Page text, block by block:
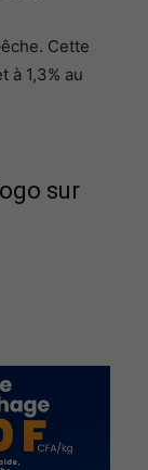
Cette
à 1,3% au
sur